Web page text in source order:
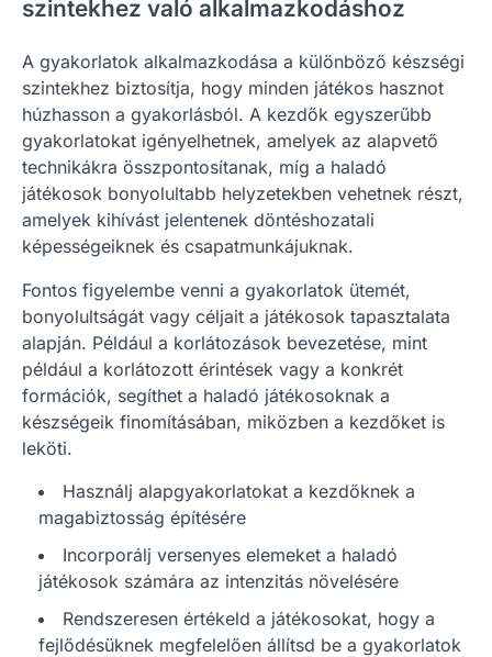
szintekhez való alkalmazkodáshoz
A gyakorlatok alkalmazkodása a különböző készségi
szintekhez biztosítja, hogy minden játékos hasznot
húzhasson a gyakorlásból. A kezdők egyszerűbb
gyakorlatokat igényelhetnek, amelyek az alapvető
technikákra összpontosítanak, míg a haladó
játékosok bonyolultabb helyzetekben vehetnek részt,
amelyek kihívást jelentenek döntéshozatali
képességeiknek és csapatmunkájuknak.
Fontos figyelembe venni a gyakorlatok ütemét,
bonyolultságát vagy céljait a játékosok tapasztalata
alapján. Például a korlátozások bevezetése, mint
például a korlátozott érintések vagy a konkrét
formációk, segíthet a haladó játékosoknak a
készségeik finomításában, miközben a kezdőket is
leköti.
Használj alapgyakorlatokat a kezdőknek a
magabiztosság építésére
Incorporálj versenyes elemeket a haladó
játékosok számára az intenzitás növelésére
Rendszeresen értékeld a játékosokat, hogy a
fejlődésüknek megfelelően állítsd be a gyakorlatok